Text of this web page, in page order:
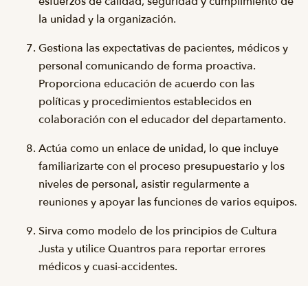
la unidad y la organización.
Gestiona las expectativas de pacientes, médicos y
personal comunicando de forma proactiva.
Proporciona educación de acuerdo con las
políticas y procedimientos establecidos en
colaboración con el educador del departamento.
Actúa como un enlace de unidad, lo que incluye
familiarizarte con el proceso presupuestario y los
niveles de personal, asistir regularmente a
reuniones y apoyar las funciones de varios equipos.
Sirva como modelo de los principios de Cultura
Justa y utilice Quantros para reportar errores
médicos y cuasi-accidentes.